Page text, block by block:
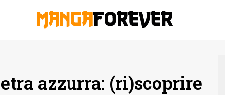
azzurra: (ri)scoprire